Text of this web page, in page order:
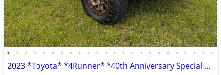
• • • • • • • • • • • • • • • • • • • • • • • •
2023 *Toyota* *4Runner* *40th Anniversary Special Editi